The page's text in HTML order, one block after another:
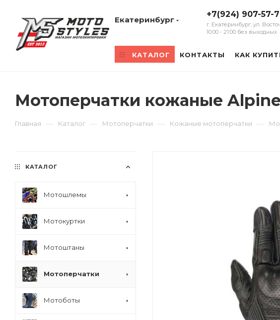
Екатеринбург
+7(924) 907-57-
г. Екатеринбург, ул.
10:00 - 21:00 без выходных
КАТАЛОГ КОНТАКТЫ КАК
Мотоперчатки кожаные
Главная — Каталог — Мотоперчатки — Кожаные мотоперчатки —
КАТАЛОГ
Мотошлемы
Мотокуртки
Мотоштаны
Мотоперчатки
Мотоботы